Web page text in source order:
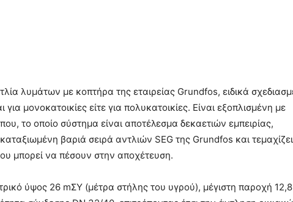
λυμάτων με κοπτήρα της εταιρείας Grundfos, ειδικά
για μονοκατοικίες είτε για πολυκατοικίες. Είναι εξοπλισμένη με
το οποίο σύστημα είναι αποτέλεσμα δεκαετιών εμπειρίας,
βαριά σειρά αντλιών SEG της Grundfos και τεμαχίζει
μπορεί να πέσουν στην αποχέτευση.
ύψος 26 mΣΥ (μέτρα στήλης του υγρού), μέγιστη παροχή 12,8